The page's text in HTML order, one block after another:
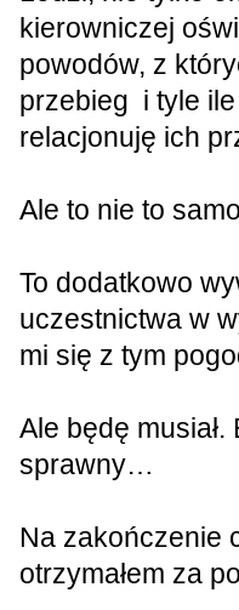
kierowniczej
powodów, z
przebieg i tyle
relacjonuję ich
Ale to nie to
To dodatkowo
uczestnictwa w
mi się z tym
Ale będę
sprawny…
Na zakończenie
otrzymałem za